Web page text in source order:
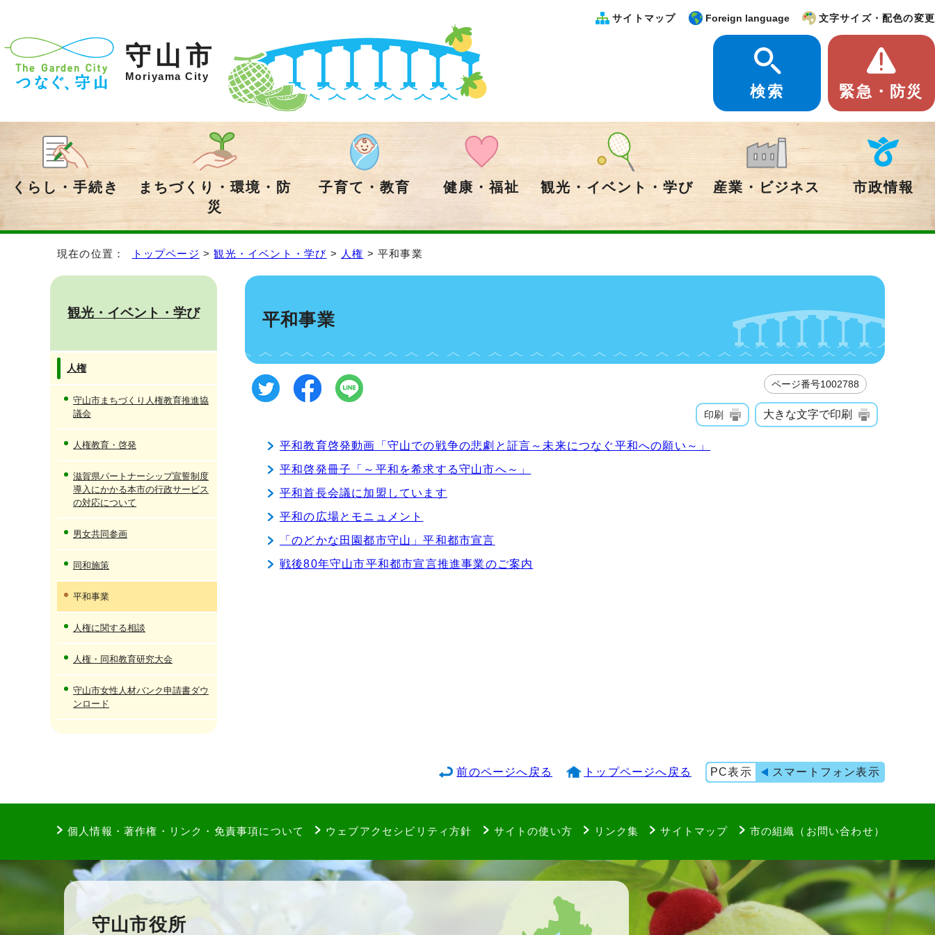
守山市
Moriyama City
サイトマップ Foreign language 文字サイズ・配色の変更
検索 緊急・防災
くらし・手続き
まちづくり・環境・防
災
子育て・教育 健康・福祉 観光・イベント・学び 産業・ビジネス 市政情報
現在の位置： トップページ >観光・イベント・学び > 人権 > 平和事業
平和事業
ページ番号1002788
印刷 大きな文字で印刷
平和教育啓発動画「守山での戦争の悲劇と証言～未来につなぐ平和への願い～」
平和啓発冊子「～平和を希求する守山市へ～」
平和首長会議に加盟しています
平和の広場とモニュメント
「のどかな田園都市守山」平和都市宣言
戦後80年守山市平和都市宣言推進事業のご案内
観光・イベント・学び
人権
守山市まちづくり人権教育推進協
議会
人権教育・啓発
滋賀県パートナーシップ宣誓制度
導入にかかる本市の行政サービス
の対応について
男女共同参画
同和施策
平和事業
人権に関する相談
人権・同和教育研究大会
守山市女性人材バンク申請書ダウ
ンロード
前のページへ戻る トップページへ戻る PC表示 スマートフォン表示
個人情報・著作権・リンク・免責事項について ウェブアクセシビリティ方針 サイトの使い方 リンク集 サイトマップ 市の組織（お問い合わせ）
守山市役所